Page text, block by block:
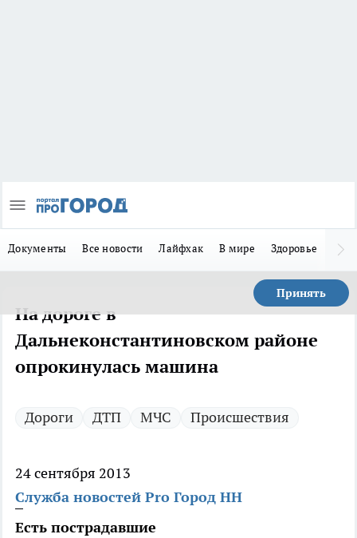
Документы Все новости Лайфхак В мире Здоровье
Принять
На дороге в
Дальнеконстантиновском районе
опрокинулась машина
Дороги ДТП МЧС Происшествия
24 сентября 2013
Служба новостей Pro Город НН
Есть пострадавшие